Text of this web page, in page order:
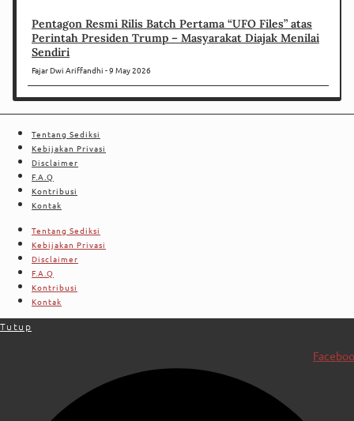
Pentagon Resmi Rilis Batch Pertama “UFO Files” atas
Perintah Presiden Trump – Masyarakat Diajak Menilai
Sendiri
Fajar Dwi Ariffandhi 9 May 2026
Tentang Sediksi
Kebijakan Privasi
Disclaimer
F.A.Q
Kontribusi
Kontak
Tentang Sediksi
Kebijakan Privasi
Disclaimer
F.A.Q
Kontribusi
Kontak
Tutup